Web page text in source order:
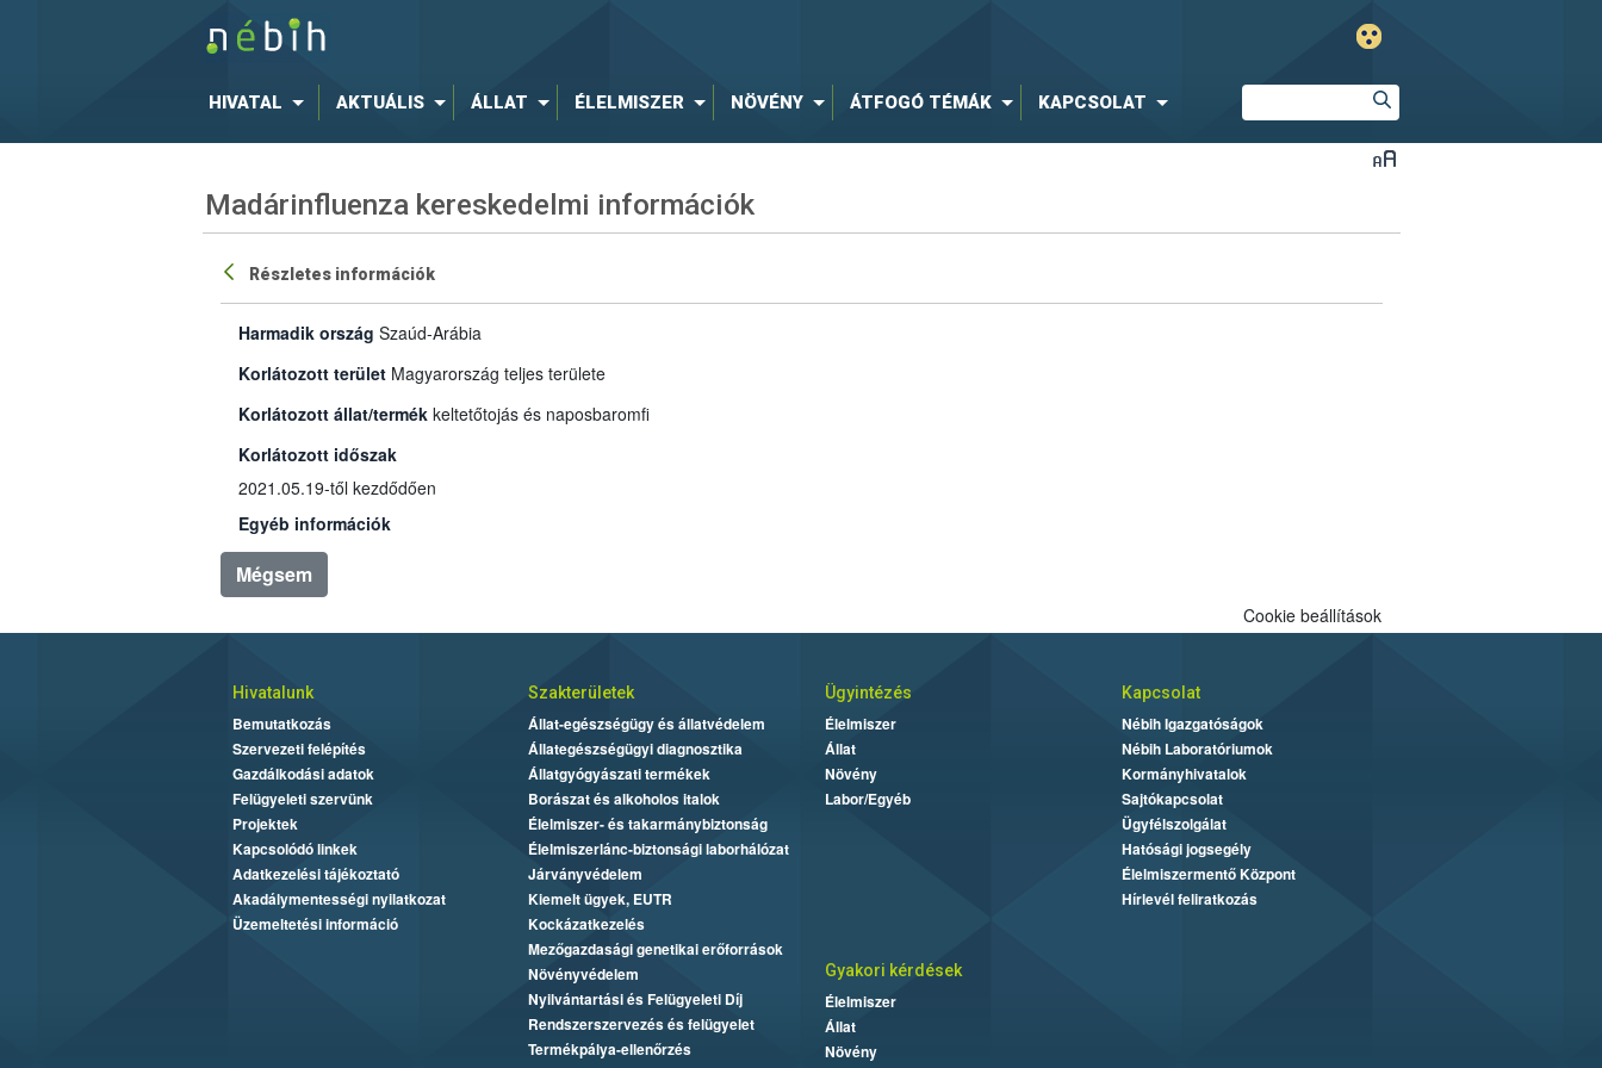
HIVATAL AKTUÁLIS ÁLLAT ÉLELMISZER NÖVÉNY ÁTFOGÓ TÉMÁK KAPCSOLAT
Madárinfluenza kereskedelmi információk
Részletes információk
Harmadik ország Szaúd-Arábia
Korlátozott terület Magyarország teljes területe
Korlátozott állat/termék keltetőtojás és naposbaromfi
Korlátozott időszak
2021.05.19-től kezdődően
Egyéb információk
Mégsem
Cookie beállítások
Hivatalunk
Bemutatkozás
Szervezeti felépítés
Gazdálkodási adatok
Felügyeleti szervünk
Projektek
Kapcsolódó linkek
Adatkezelési tájékoztató
Akadálymentességi nyilatkozat
Üzemeltetési információ
Szakterületek
Állat-egészségügy és állatvédelem
Állategészségügyi diagnosztika
Állatgyógyászati termékek
Borászat és alkoholos italok
Élelmiszer- és takarmánybiztonság
Élelmiszerlánc-biztonsági laborhálózat
Járványvédelem
Kiemelt ügyek, EUTR
Kockázatkezelés
Mezőgazdasági genetikai erőforrások
Növényvédelem
Nyilvántartási és Felügyeleti Díj
Rendszerszervezés és felügyelet
Termékpálya-ellenőrzés
Ügyintézés
Élelmiszer
Állat
Növény
Labor/Egyéb
Kapcsolat
Nébih Igazgatóságok
Nébih Laboratóriumok
Kormányhivatalok
Sajtókapcsolat
Ügyfélszolgálat
Hatósági jogsegély
Élelmiszermentő Központ
Hírlevél feliratkozás
Gyakori kérdések
Élelmiszer
Állat
Növény